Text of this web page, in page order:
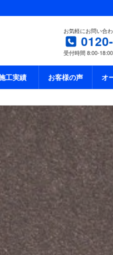
お気軽にお問い合わ
受付時間 8:00-
工実績 お客様の声 オ
換 破風板板金
ホーム